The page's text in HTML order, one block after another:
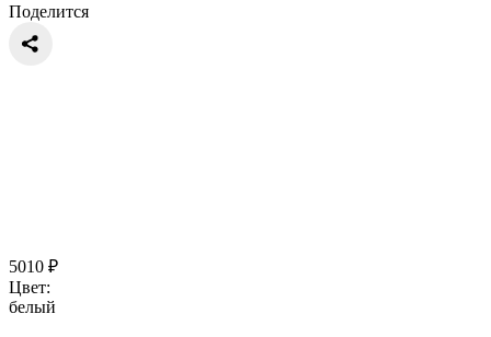
Поделится
5010 ₽
Цвет:
белый